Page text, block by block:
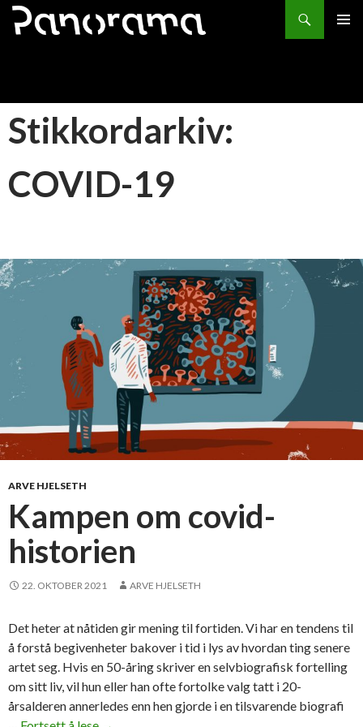
Søk
HOPP
Stikkordarkiv:
COVID-19
ARVE HJELSETH
Kampen om covid-
historien
22. OKTOBER 2021 ARVE HJELSETH
Det heter at nåtiden gir mening til fortiden. Vi har en tendens til
å forstå begivenheter bakover i tid i lys av hvordan ting senere
artet seg. Hvis en 50-åring skriver en selvbiografisk fortelling
om sitt liv, vil hun eller han ofte fortolke valg tatt i 20-
årsalderen annerledes enn hen gjorde i en tilsvarende biografi